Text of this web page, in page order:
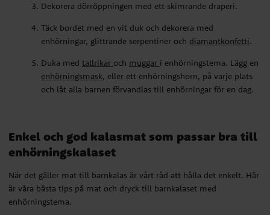
Dekorera dörröppningen med ett skimrande draperi.
Täck bordet med en vit duk och dekorera med
enhörningar, glittrande serpentiner och diamantkonfetti.
Duka med tallrikar och muggar i enhörningstema. Lägg en
enhörningsmask, eller ett enhörningshorn, på varje plats
och låt alla barnen förvandlas till enhörningar för en dag.
Enkel och god kalasmat som passar bra till
enhörningskalaset
När det gäller mat till barnkalas är vårt råd att hålla det enkelt. Här
är våra bästa tips på mat och dryck till barnkalaset med
enhörningstema.